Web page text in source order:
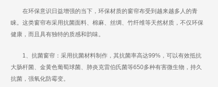
在环保意识日益增强的当下，环保材质的窗帘布受到越来越多人的青
睐。这类窗帘布采用抗菌面料、棉麻、丝绸、竹纤维等天然材质，不仅环保
健康，而且具有独特的质感和韵味。
1、抗菌窗帘：采用抗菌材料制作，其抗菌率高达99%，可以有效抵抗
大肠杆菌、金黄色葡萄球菌、肺炎克雷伯氏菌等650多种有害微生物，持久
抗菌，强氧化防霉变。